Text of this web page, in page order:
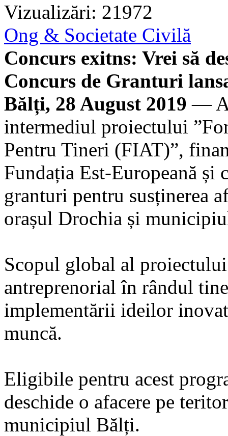
Vizualizări: 21972
Ong & Societate Civilă
Concurs exitns: Vrei să
Concurs de Granturi
Bălți, 28 August 2019 —
intermediul proiectului
Pentru Tineri (FIAT)”,
Fundația Est-Europeană și
granturi pentru susținerea
orașul Drochia și
Scopul global al
antreprenorial în rândul
implementării ideilor
muncă.
Eligibile pentru acest
deschide o afacere pe
municipiul Bălți.